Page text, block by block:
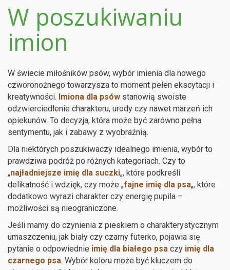
W poszukiwaniu
imion
W świecie miłośników psów, wybór imienia dla nowego
czworonożnego towarzysza to moment pełen ekscytacji i
kreatywności. Imiona dla psów stanowią swoiste
odzwierciedlenie charakteru, urody czy nawet marzeń ich
opiekunów. To decyzja, która może być zarówno pełna
sentymentu, jak i zabawy z wyobraźnią.
Dla niektórych poszukiwaczy idealnego imienia, wybór to
prawdziwa podróż po różnych kategoriach. Czy to
„najładniejsze imię dla suczki„, które podkreśli
delikatność i wdzięk, czy może „fajne imię dla psa„, które
dodatkowo wyrazi charakter czy energię pupila –
możliwości są nieograniczone.
Jeśli mamy do czynienia z pieskiem o charakterystycznym
umaszczeniu, jak biały czy czarny futerko, pojawia się
pytanie o odpowiednie imię dla białego psa czy imię dla
czarnego psa. Wybór koloru może być kluczem do